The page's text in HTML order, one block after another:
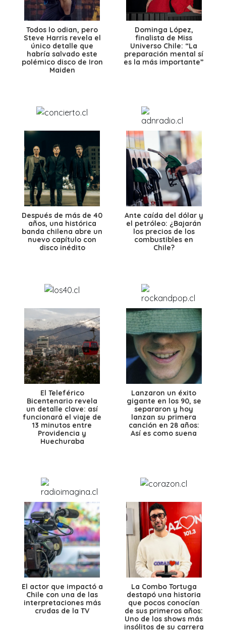
Todos lo odian, pero
Steve Harris revela el
único detalle que
habría salvado este
polémico disco de Iron
Maiden
Dominga López,
finalista de Miss
Universo Chile: “La
preparación mental sí
es la más importante”
Después de más de 40
años, una histórica
banda chilena abre un
nuevo capítulo con
disco inédito
Ante caída del dólar y
el petróleo: ¿Bajarán
los precios de los
combustibles en
Chile?
El Teleférico
Bicentenario revela
un detalle clave: así
funcionará el viaje de
13 minutos entre
Providencia y
Huechuraba
Lanzaron un éxito
gigante en los 90, se
separaron y hoy
lanzan su primera
canción en 28 años:
Así es como suena
El actor que impactó a
Chile con una de las
interpretaciones más
crudas de la TV
La Combo Tortuga
destapó una historia
que pocos conocían
de sus primeros años:
Uno de los shows más
insólitos de su carrera